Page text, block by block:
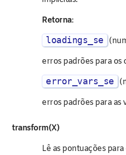
Retorna:
loadings_se
erros padrões para os
error_vars_se
erros padrões para as
transform(X)
Lê as pontuações